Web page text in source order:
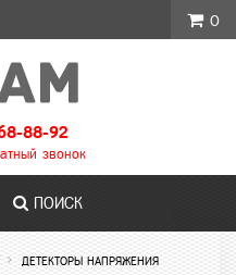
88-92
звонок
ПОИСК
ДЕТЕКТОРЫ НАПРЯЖЕНИЯ
0